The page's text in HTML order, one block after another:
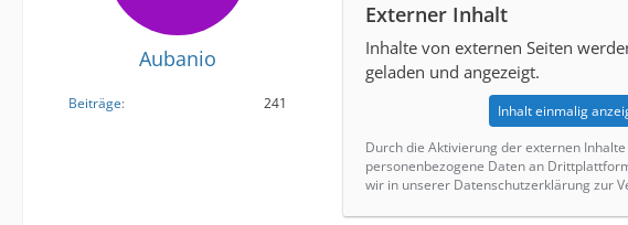
Aubanio
Beiträge 241
Externer Inhalt
Inhalte von externen Seiten
geladen und angezeigt.
Inhalt einmalig
Durch die Aktivierung der externen
personenbezogene Daten an
wir in unserer Datenschutzerklärung zur